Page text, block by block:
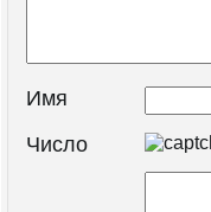
Имя
Число